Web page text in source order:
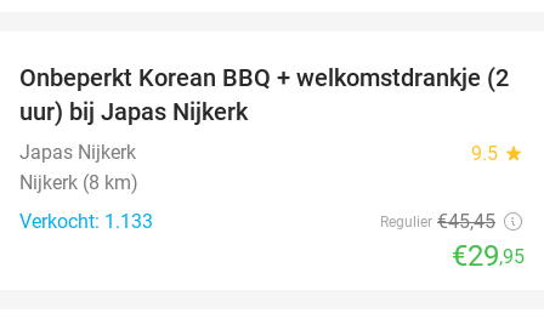
34%
Onbeperkt Korean BBQ + welkomstdrankje (2
uur) bij Japas Nijkerk
Japas Nijkerk 9.5 star
Nijkerk (8 km)
Verkocht: 1.133
Regulier €45,45
€29,95